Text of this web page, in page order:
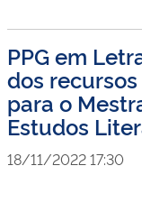
PPG em
dos
para o
Estudos
18/11/2022 17:30